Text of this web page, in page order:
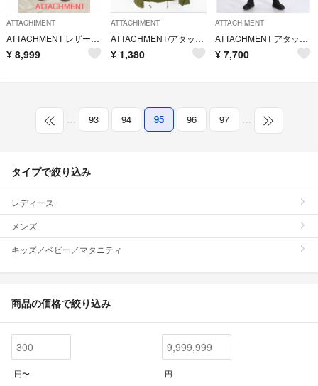
ATTACHIMENT
ATTACHMENT レザーシューズ
¥ 8,999
ATTACHIMENT
ATTACHMENT/アタッチメント ワークジャケット カーキ/1
¥ 1,380
ATTACHIMENT
ATTACHMENT アタッチメント ヘビーメルトンPコート 1
¥ 7,700
… 93 94 95 96 97 …
タイプで絞り込み
レディース
メンズ
キッズ／ベビー／マタニティ
商品の価格で絞り込み
円〜 円